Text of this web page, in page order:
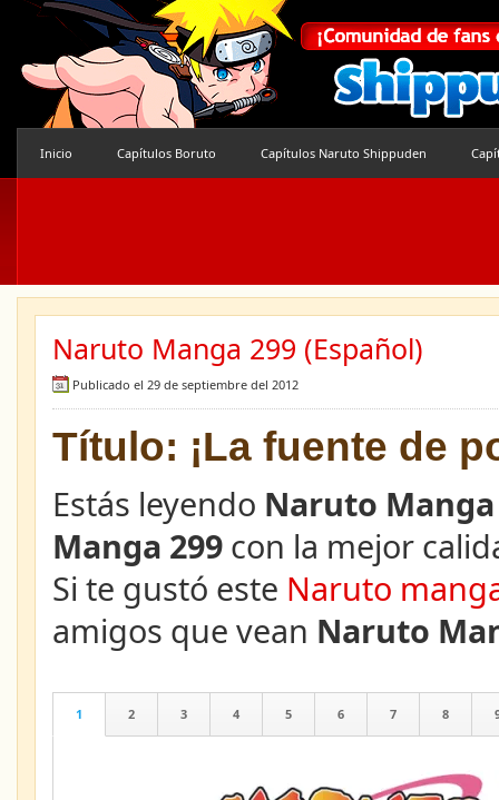
Inicio Capítulos Boruto Capítulos Naruto Shippuden
Naruto Manga 299 (Español)
Publicado el 29 de septiembre del 2012
Título: ¡La fuente de
Estás leyendo Naruto Manga
Manga 299 con la mejor
Si te gustó este Naruto
amigos que vean Naruto
1 2 3 4 5 6 7 8